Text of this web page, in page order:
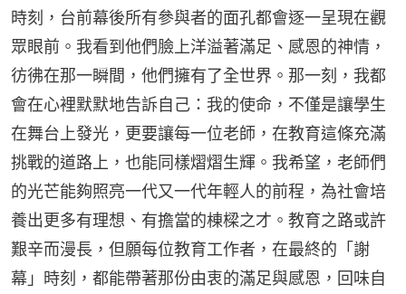
時刻，台前幕後所有參與者的面孔都會逐一呈現在觀
眾眼前。我看到他們臉上洋溢著滿足、感恩的神情，
彷彿在那一瞬間，他們擁有了全世界。那一刻，我都
會在心裡默默地告訴自己：我的使命，不僅是讓學生
在舞台上發光，更要讓每一位老師，在教育這條充滿
挑戰的道路上，也能同樣熠熠生輝。我希望，老師們
的光芒能夠照亮一代又一代年輕人的前程，為社會培
養出更多有理想、有擔當的棟樑之才。教育之路或許
艱辛而漫長，但願每位教育工作者，在最終的「謝
幕」時刻，都能帶著那份由衷的滿足與感恩，回味自